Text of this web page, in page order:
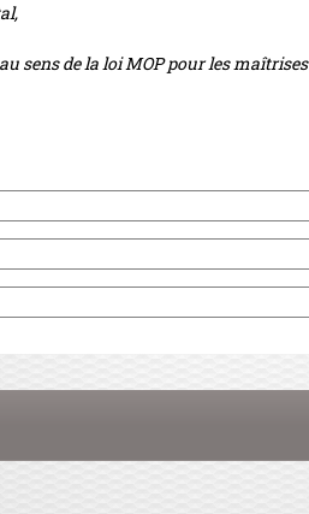
sens de la loi MOP pour les maîtrises